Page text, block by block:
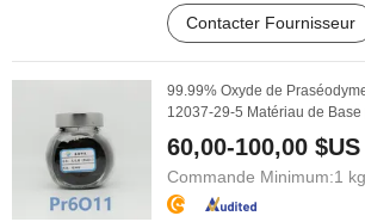
Contacter Fournisseur
99.99% Oxyde de
12037-29-5 Matériau de
60,00-100,00 $US
Commande Minimum:1 kg